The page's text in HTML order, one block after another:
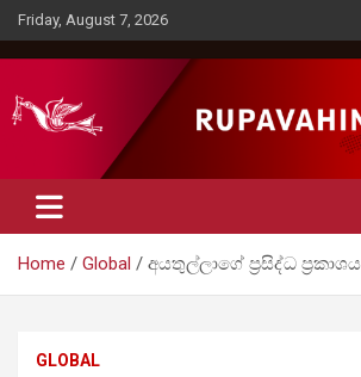
Skip
to
content
Friday, August 7, 2026
Rupavahini News
Home Global අයතුල්ලාගේ ප්‍රසිද්ධ ප්‍රකාශය
GLOBAL